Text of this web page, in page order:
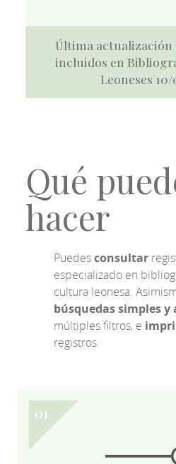
Última actualización
incluidos en
Leoneses
Qué
hacer
Puedesconsultar
especializado en
cultura leonesa.
búsquedas simples y
múltiples filtros, e
registros.